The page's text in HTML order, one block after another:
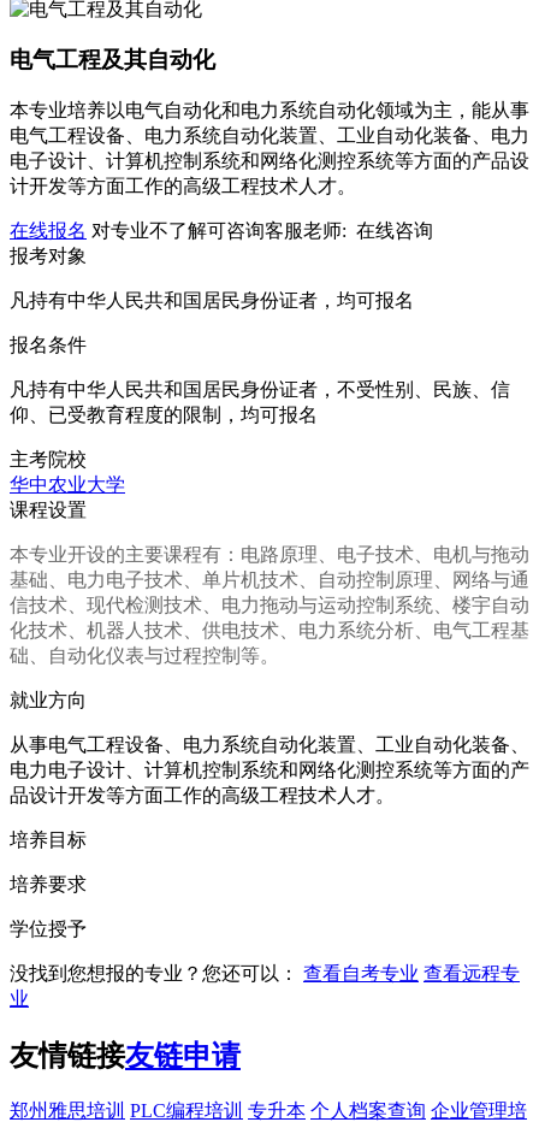
电气工程及其自动化
本专业培养以电气自动化和电力系统自动化领域为主，能从事
电气工程设备、电力系统自动化装置、工业自动化装备、电力
电子设计、计算机控制系统和网络化测控系统等方面的产品设
计开发等方面工作的高级工程技术人才。
在线报名 对专业不了解可咨询客服老师: 在线咨询
报考对象
凡持有中华人民共和国居民身份证者，均可报名
报名条件
凡持有中华人民共和国居民身份证者，不受性别、民族、信
仰、已受教育程度的限制，均可报名
主考院校
华中农业大学
课程设置
本专业开设的主要课程有：电路原理、电子技术、电机与拖动
基础、电力电子技术、单片机技术、自动控制原理、网络与通
信技术、现代检测技术、电力拖动与运动控制系统、楼宇自动
化技术、机器人技术、供电技术、电力系统分析、电气工程基
础、自动化仪表与过程控制等。
就业方向
从事电气工程设备、电力系统自动化装置、工业自动化装备、
电力电子设计、计算机控制系统和网络化测控系统等方面的产
品设计开发等方面工作的高级工程技术人才。
培养目标
培养要求
学位授予
没找到您想报的专业？您还可以： 查看自考专业 查看远程专
业
友情链接友链申请
郑州雅思培训 PLC编程培训 专升本 个人档案查询 企业管理培